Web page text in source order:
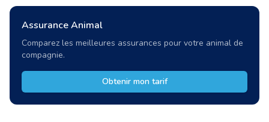
Assurance Animal
Comparez les meilleures assurances pour votre animal de
compagnie.
Obtenir mon tarif